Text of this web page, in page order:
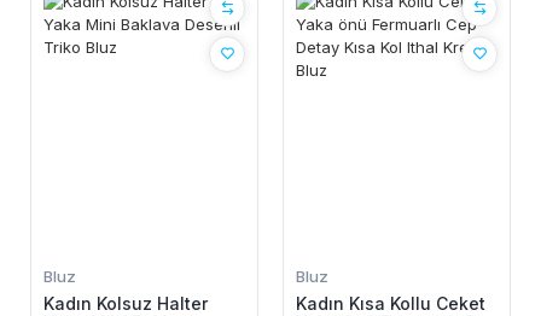
Bluz
Kadın Kolsuz Halter
Bluz
Kadın Kısa Kollu Ceket